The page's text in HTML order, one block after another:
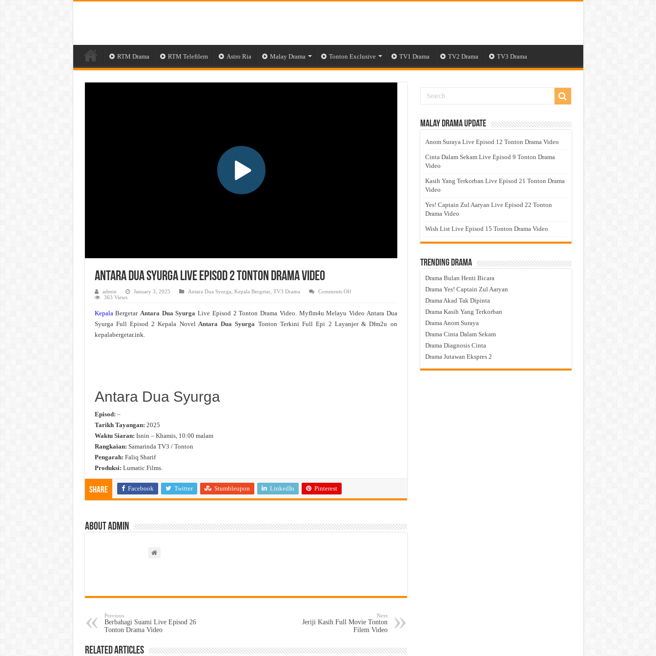
RTM Drama RTM Telefilem Astro Ria Malay Drama Tonton Exclusive TV1 Drama TV2 Drama TV3 Drama
Antara Dua Syurga Live Episod 2 Tonton Drama Video
admin January 3, 2025 Antara Dua Syurga Kepala Bergetar, TV3 Drama Comments Offon
Live
2
363 Views
KepalaBergetar Antara Dua SyurgaLive Episod 2 Tonton Drama Video. Myflm4u Melayu Video Antara Dua
Syurga Full Episod 2 Kepala NovelAntara Dua Syurga Tonton Terkini Full Epi 2 Layanjer & Dfm2u on
kepalabergetar.ink.
Antara Dua Syurga
Episod: –
Tarikh Tayangan: 2025
Waktu Siaran: Isnin – Khamis, 10:00 malam
Rangkaian: Samarinda TV3 / Tonton
Pengarah: Faliq Sharif
Produksi: Lumatic Films.
Share Facebook Twitter Stumbleupon LinkedIn Pinterest
About admin
Previous
Berbahagi Suami Live Episod 26
Tonton Drama Video
Next
Jeriji Kasih Full Movie Tonton
Filem Video
Related Articles
Malay Drama Update
Anom Suraya Live Episod 12 Tonton Drama Video
Cinta Dalam Sekam Live Episod 9 Tonton Drama
Video
Kasih Yang Terkorban Live Episod 21 Tonton Drama
Video
Yes! Captain Zul Aaryan Live Episod 22 Tonton
Drama Video
Wish List Live Episod 15 Tonton Drama Video
Trending Drama
Drama Bulan Henti Bicara
Drama Yes! Captain Zul Aaryan
Drama Akad Tak Dipinta
Drama Kasih Yang Terkorban
Drama Anom Suraya
Drama Cinta Dalam Sekam
Drama Diagnosis Cinta
Drama Jutawan Ekspres 2